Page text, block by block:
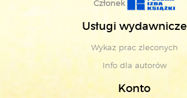
Członek
Usługi wydawnicze
Wykaz prac zleconych
Info dla autorów
Konto